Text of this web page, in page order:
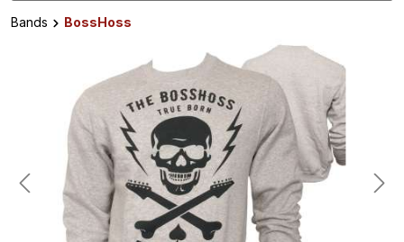
Bands
BossHoss